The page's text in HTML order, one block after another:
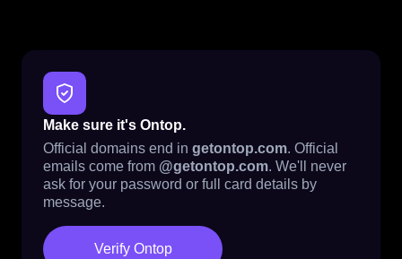
Make sure it's Ontop.
Official domains end in getontop.com. Official
emails come from @getontop.com. We'll never
ask for your password or full card details by
message.
Verify Ontop